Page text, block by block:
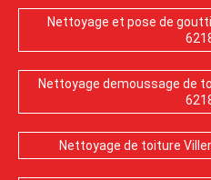
Nettoyage et pose de
Nettoyage demoussage de
Nettoyage de toiture